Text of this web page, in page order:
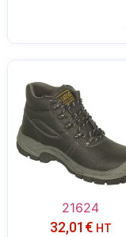
21624
32,01 € HT